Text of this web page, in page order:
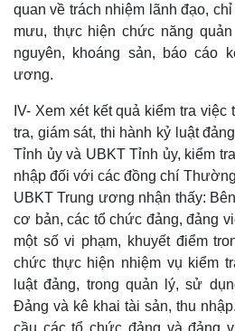
Pháp luật
Vụ án
Tin nóng
Tư vấn luật
quan về trách nhiệm lãnh đạo,
mưu, thực hiện chức năng
nguyên, khoáng sản, báo cáo
ương.
IV- Xem xét kết quả kiểm tra
tra, giám sát, thi hành kỷ luật
Tỉnh ủy và UBKT Tỉnh ủy, kiểm
nhập đối với các đồng chí
UBKT Trung ương nhận thấy:
cơ bản, các tổ chức đảng, đảng
một số vi phạm, khuyết điểm
chức thực hiện nhiệm vụ kiểm
luật đảng, trong quản lý, sử
Đảng và kê khai tài sản, thu
cầu các tổ chức đảng và đảng